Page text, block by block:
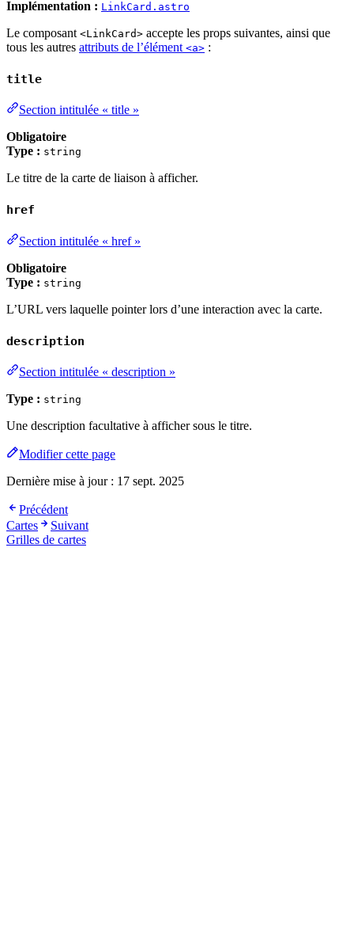
Implémentation : LinkCard.astro
Le composant <LinkCard> accepte les props suivantes, ainsi que
tous les autres attributs de l’élément <a> :
title
Section intitulée « title »
Obligatoire
Type : string
Le titre de la carte de liaison à afficher.
href
Section intitulée « href »
Obligatoire
Type : string
L’URL vers laquelle pointer lors d’une interaction avec la carte.
description
Section intitulée « description »
Type : string
Une description facultative à afficher sous le titre.
Modifier cette page
Dernière mise à jour : 17 sept. 2025
Précédent
Cartes
Suivant
Grilles de cartes